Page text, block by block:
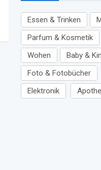
Essen & Trinken
Parfum & Kosmetik
Wohen
Baby &
Foto & Fotobücher
Elektronik